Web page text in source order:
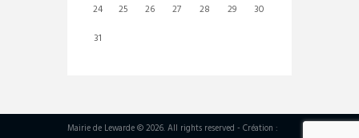
24
25 26 27 28 29
30
31
Mairie de Lewarde © 2026. All rights reserved - Création :